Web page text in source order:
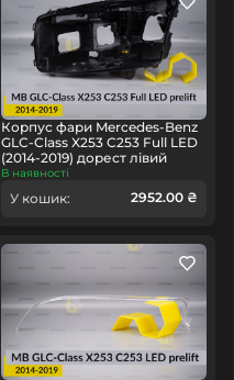
Корпус фари Mercedes-Benz
GLC-Class X253 C253 Full LED
(2014-2019) дорест лівий
В наявності
У кошик: 2952.00 ₴